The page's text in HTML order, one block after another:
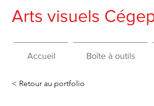
Arts visuels
Accueil Boîte à outils
< Retour au portfolio